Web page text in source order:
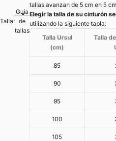
Talla:
Guía
de
tallas
tallas avanzan de 5 cm en 5
Elegir la talla de su cinturón
utilizando la siguiente tabla:
Talla Ursul
(cm)
Talla
85
90
95
100
105